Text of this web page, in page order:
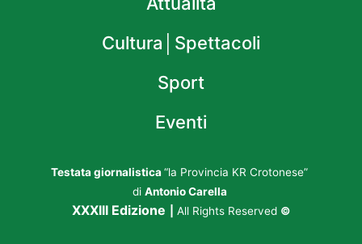
Cultura│Spettacoli
Sport
Eventi
Testata giornalistica “la Provincia KR Crotonese”
di Antonio Carella
XXXIII Edizione All Rights Reserved ©